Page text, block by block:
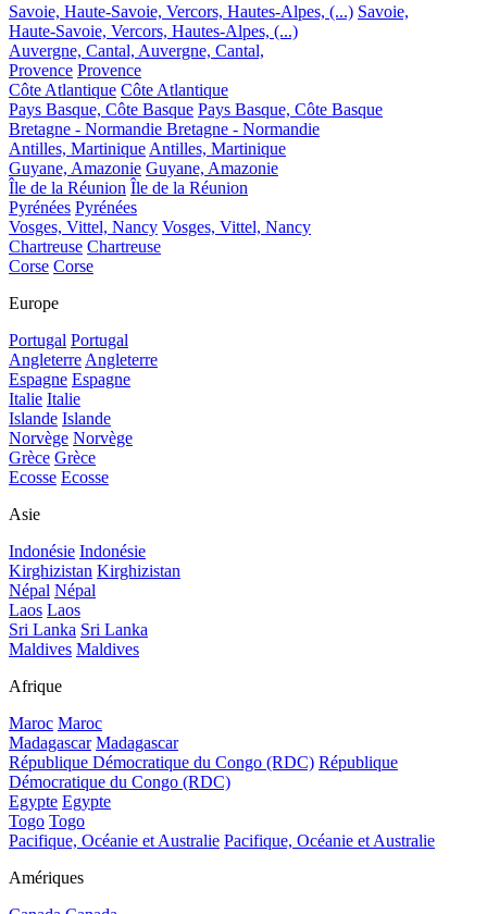
Savoie, Haute-Savoie, Vercors, Hautes-Alpes, (...) Savoie,
Haute-Savoie, Vercors, Hautes-Alpes, (...)
Auvergne, Cantal, Auvergne, Cantal,
Provence Provence
Côte Atlantique Côte Atlantique
Pays Basque, Côte Basque Pays Basque, Côte Basque
Bretagne - Normandie Bretagne - Normandie
Antilles, Martinique Antilles, Martinique
Guyane, Amazonie Guyane, Amazonie
Île de la Réunion Île de la Réunion
Pyrénées Pyrénées
Vosges, Vittel, Nancy Vosges, Vittel, Nancy
Chartreuse Chartreuse
Corse Corse
Europe
Portugal Portugal
Angleterre Angleterre
Espagne Espagne
Italie Italie
Islande Islande
Norvège Norvège
Grèce Grèce
Ecosse Ecosse
Asie
Indonésie Indonésie
Kirghizistan Kirghizistan
Népal Népal
Laos Laos
Sri Lanka Sri Lanka
Maldives Maldives
Afrique
Maroc Maroc
Madagascar Madagascar
République Démocratique du Congo (RDC) République
Démocratique du Congo (RDC)
Egypte Egypte
Togo Togo
Pacifique, Océanie et Australie Pacifique, Océanie et Australie
Amériques